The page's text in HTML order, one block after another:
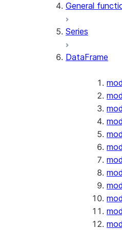
General
Series
DataFrame